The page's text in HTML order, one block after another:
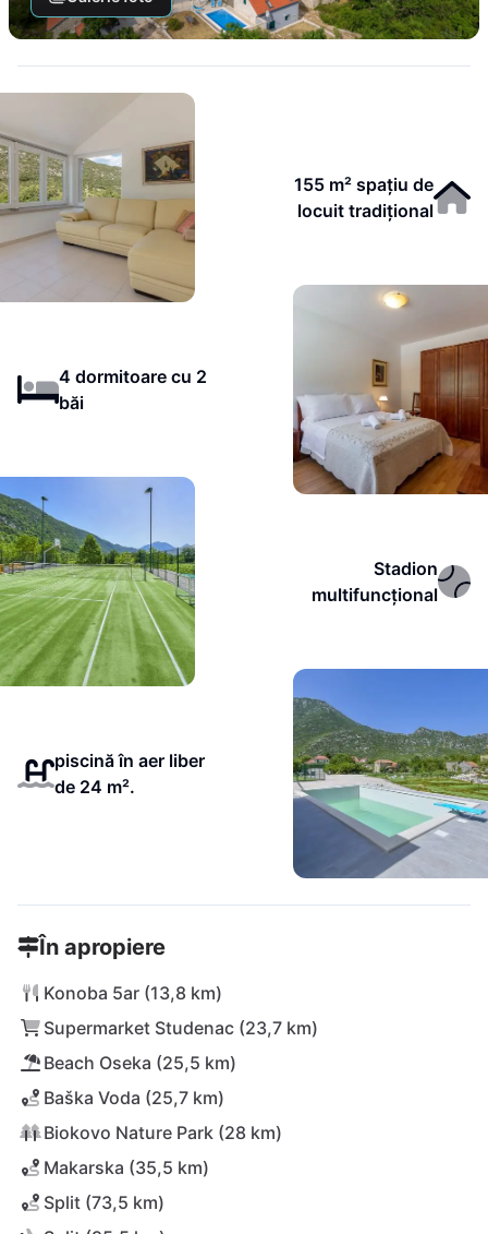
155 m² spațiu de
locuit tradițional
4 dormitoare cu 2
băi
Stadion
multifuncțional
piscină în aer liber
de 24 m².
În apropiere
Konoba 5ar (13,8 km)
Supermarket Studenac (23,7 km)
Beach Oseka (25,5 km)
Baška Voda (25,7 km)
Biokovo Nature Park (28 km)
Makarska (35,5 km)
Split (73,5 km)